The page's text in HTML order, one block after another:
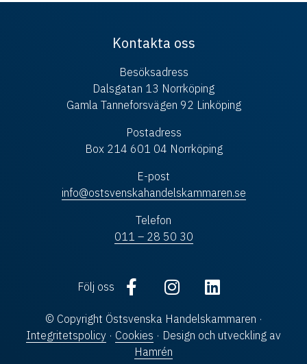
Kontakta oss
Besöksadress
Dalsgatan 13 Norrköping
Gamla Tanneforsvägen 92 Linköping
Postadress
Box 214 601 04 Norrköping
E-post
info@ostsvenskahandelskammaren.se
Telefon
011 – 28 50 30
Följ oss
© Copyright Östsvenska Handelskammaren ·
Integritetspolicy · Cookies · Design och utveckling av
Hamrén